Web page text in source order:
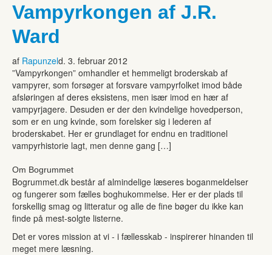
Vampyrkongen af J.R.
Ward
af Rapunzeld. 3. februar 2012
”Vampyrkongen” omhandler et hemmeligt broderskab af
vampyrer, som forsøger at forsvare vampyrfolket imod både
afsløringen af deres eksistens, men især imod en hær af
vampyrjagere. Desuden er der den kvindelige hovedperson,
som er en ung kvinde, som forelsker sig i lederen af
broderskabet. Her er grundlaget for endnu en traditionel
vampyrhistorie lagt, men denne gang […]
Om Bogrummet
Bogrummet.dk består af almindelige læseres boganmeldelser
og fungerer som fælles boghukommelse. Her er der plads til
forskellig smag og litteratur og alle de fine bøger du ikke kan
finde på mest-solgte listerne.
Det er vores mission at vi - i fællesskab - inspirerer hinanden til
meget mere læsning.